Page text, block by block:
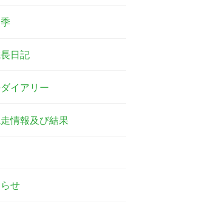
日記
イアリー
情報及び結果
せ